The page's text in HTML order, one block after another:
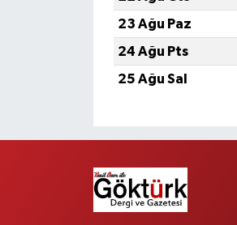
23 Ağu Paz
24 Ağu Pts
25 Ağu Sal